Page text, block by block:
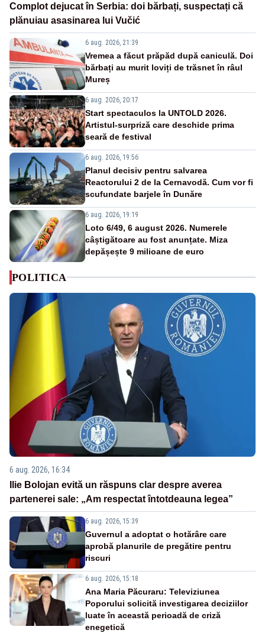
Complot dejucat în Serbia: doi bărbați, suspectați că
plănuiau asasinarea lui Vučić
6 aug. 2026, 21:39
Vremea a făcut prăpăd după caniculă. Doi
bărbați au murit loviți de trăsnet în râul
Mureș
6 aug. 2026, 20:17
Start spectaculos la UNTOLD 2026.
Artistul-surpriză care deschide prima
seară de festival
6 aug. 2026, 19:56
Planul decisiv pentru salvarea
Reactorului 2 de la Cernavodă. Cum vor fi
scufundate barjele în Dunăre
6 aug. 2026, 19:19
Loto 6/49, 6 august 2026. Numerele
câștigătoare au fost anunțate. Miza
depășește 9 milioane de euro
POLITICA
6 aug. 2026, 16:34
Ilie Bolojan evită un răspuns clar despre averea
partenerei sale: „Am respectat întotdeauna legea”
6 aug. 2026, 15:39
Guvernul a adoptat o hotărâre care
aprobă planurile de pregătire pentru
riscuri
6 aug. 2026, 15:18
Ana Maria Păcuraru: Televiziunea
Poporului solicită investigarea deciziilor
luate în această perioadă de criză
enegetică